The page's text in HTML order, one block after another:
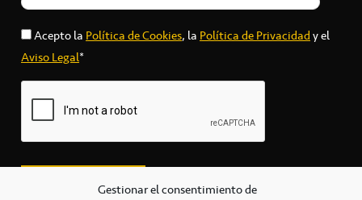
Gestionar el consentimiento de
Acepto laPolítica de Cookies, laPolítica de Privacidady el
Aviso Legal*